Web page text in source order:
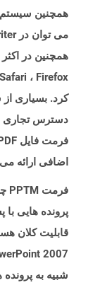
کرد. بسیاری
دسترس تجاری
اضافی ارائه
فرمت PPTM چیست؟